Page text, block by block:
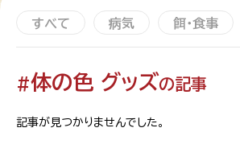
すべて 病気 餌・食事
#体の色 グッズの記事
記事が見つかりませんでした。